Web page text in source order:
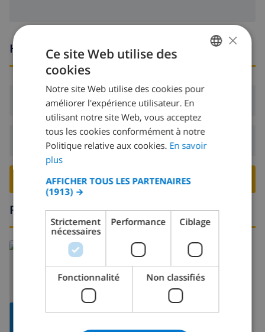
Heures d'arrivée et de départ
Arrivée:De 16:00 avant 19:00
Départ: Avant: 10:00
RESERVER CETTE VILLA ›
Région
AFFICHER LA
En savoir plus sur:
DUTCH
SPANISH
GERMAN
DANISH
×
Ce site Web utilise des
cookies
Notre site Web utilise des cookies pour
améliorer l'expérience utilisateur. En
utilisant notre site Web, vous acceptez
tous les cookies conformément à notre
Politique relative aux cookies. En savoir
plus
AFFICHER TOUS LES PARTENAIRES
(1913) →
Strictement
nécessaires
Performance Ciblage
Fonctionnalité Non classifiés